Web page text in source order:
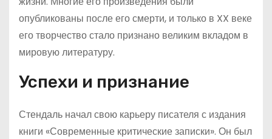
опубликованы после его смерти, и только в XX веке
его творчество стало признано великим вкладом в
мировую литературу.
Успехи и признание
Стендаль начал свою карьеру писателя с издания
книги «Современные критические записки». Он был